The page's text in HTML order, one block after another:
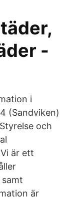
-
i
(Sandviken)
och
är ett
är